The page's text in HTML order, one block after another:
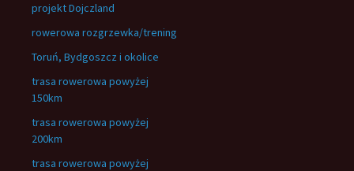
projekt Dojczland
rowerowa rozgrzewka/trening
Toruń, Bydgoszcz i okolice
trasa rowerowa powyżej
150km
trasa rowerowa powyżej
200km
trasa rowerowa powyżej